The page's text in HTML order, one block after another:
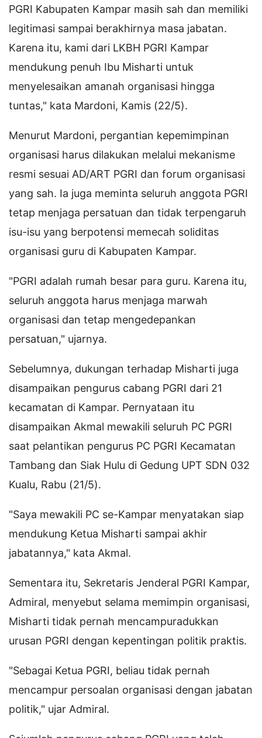
PGRI Kabupaten Kampar masih sah dan memiliki
legitimasi sampai berakhirnya masa jabatan.
Karena itu, kami dari LKBH PGRI Kampar
mendukung penuh Ibu Misharti untuk
menyelesaikan amanah organisasi hingga
tuntas," kata Mardoni, Kamis (22/5).
Menurut Mardoni, pergantian kepemimpinan
organisasi harus dilakukan melalui mekanisme
resmi sesuai AD/ART PGRI dan forum organisasi
yang sah. Ia juga meminta seluruh anggota PGRI
tetap menjaga persatuan dan tidak terpengaruh
isu-isu yang berpotensi memecah soliditas
organisasi guru di Kabupaten Kampar.
"PGRI adalah rumah besar para guru. Karena itu,
seluruh anggota harus menjaga marwah
organisasi dan tetap mengedepankan
persatuan," ujarnya.
Sebelumnya, dukungan terhadap Misharti juga
disampaikan pengurus cabang PGRI dari 21
kecamatan di Kampar. Pernyataan itu
disampaikan Akmal mewakili seluruh PC PGRI
saat pelantikan pengurus PC PGRI Kecamatan
Tambang dan Siak Hulu di Gedung UPT SDN 032
Kualu, Rabu (21/5).
"Saya mewakili PC se-Kampar menyatakan siap
mendukung Ketua Misharti sampai akhir
jabatannya," kata Akmal.
Sementara itu, Sekretaris Jenderal PGRI Kampar,
Admiral, menyebut selama memimpin organisasi,
Misharti tidak pernah mencampuradukkan
urusan PGRI dengan kepentingan politik praktis.
"Sebagai Ketua PGRI, beliau tidak pernah
mencampur persoalan organisasi dengan jabatan
politik," ujar Admiral.